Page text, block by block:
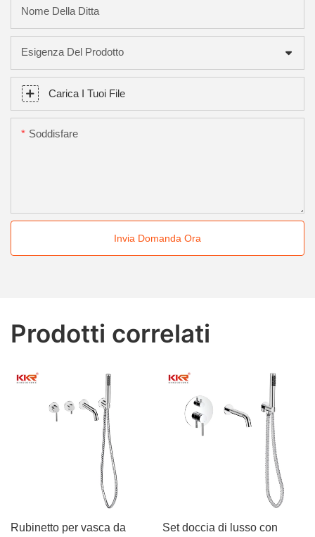
Nome Della Ditta
Esigenza Del Prodotto
Carica I Tuoi File
Soddisfare
Invia Domanda Ora
Prodotti correlati
Rubinetto per vasca da Set doccia di lusso con